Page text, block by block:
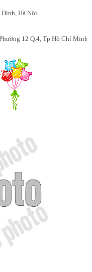
Đình, Hà Nội
12 Q.4, Tp Hồ Chí Minh